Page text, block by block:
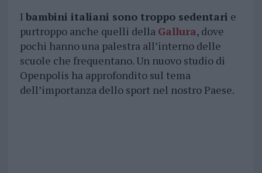
I bambini italiani sono troppo sedentari e
purtroppo anche quelli della Gallura, dove
pochi hanno una palestra all’interno delle
scuole che frequentano. Un nuovo studio di
Openpolis ha approfondito sul tema
dell’importanza dello sport nel nostro Paese.